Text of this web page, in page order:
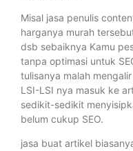
Misal jasa penulis
harganya murah
dsb sebaiknya Kamu
tanpa optimasi untuk
tulisanya malah
LSI-LSI nya masuk ke
sedikit-sedikit
belum cukup SEO.
jasa buat artikel